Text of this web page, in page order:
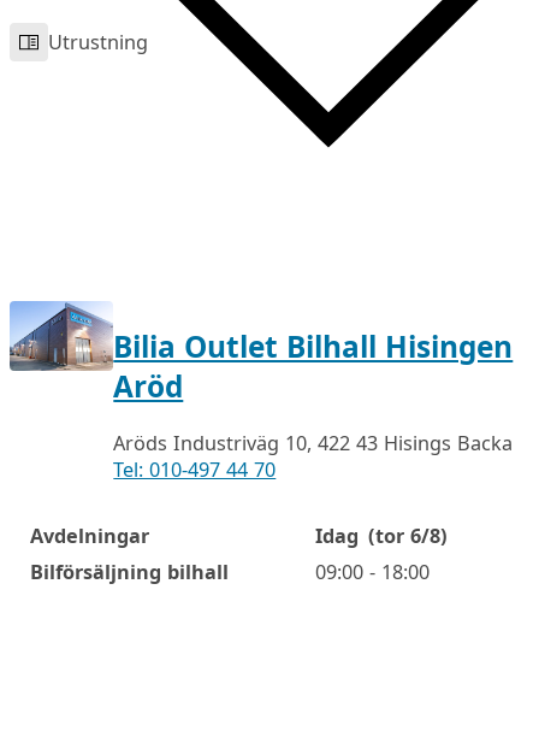
Utrustning
Bilia Outlet Bilhall Hisingen
Aröd
Aröds Industriväg 10, 422 43 Hisings Backa
Tel: 010-497 44 70
Öppettider
Avdelningar Idag (tor 6/8)
Bilförsäljning bilhall
09:00 - 18:00